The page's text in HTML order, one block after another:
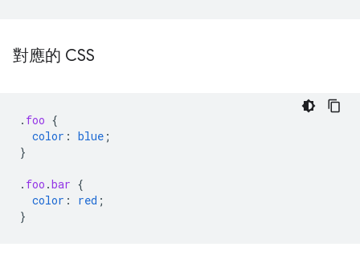
對應的 CSS
. foo {
color : blue ;
}
. foo .bar {
color : red ;
}